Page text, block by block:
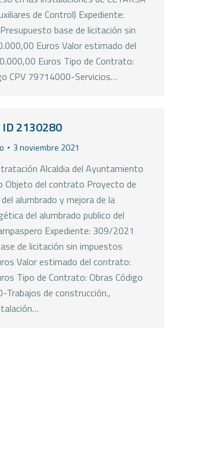
de Control) Expediente:
base de licitación sin
Euros Valor estimado del
Euros Tipo de Contrato:
CPV 79714000-Servicios…
ID 2130280
3 noviembre 2021
Alcaldia del Ayuntamiento
Objeto del contrato Proyecto de
alumbrado y mejora de la
del alumbrado publico del
Expediente: 309/2021
de licitación sin impuestos
Valor estimado del contrato:
Tipo de Contrato: Obras Código
Trabajos de construcción.,